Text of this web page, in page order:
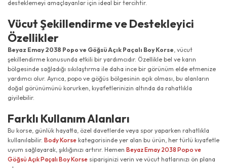
desteklemeyi amaçlayanlar için ideal bir tercihtir.
Vücut Şekillendirme ve Destekleyici
Özellikler
Beyaz Emay 2038 Popo ve Göğsü Açık Paçalı Boy Korse , vücut
şekillendirme konusunda etkili bir yardımcıdır. Özellikle bel ve karın
bölgesinde sağladığı sıkılaştırma ile daha ince bir görünüm elde etmenize
yardımcı olur. Ayrıca, popo ve göğüs bölgesinin açık olması, bu alanların
doğal görünümünü korurken, kıyafetlerinizin altında da rahatlıkla
giyilebilir.
Farklı Kullanım Alanları
Bu korse, günlük hayatta, özel davetlerde veya spor yaparken rahatlıkla
kullanılabilir. Body Korse kategorisinde yer alan bu ürün, her türlü kıyafetle
uyum sağlayarak, şıklığınızı artırır. Hemen Beyaz Emay 2038 Popo ve
Göğsü Açık Paçalı Boy Korse siparişinizi verin ve vücut hatlarınızı ön plana